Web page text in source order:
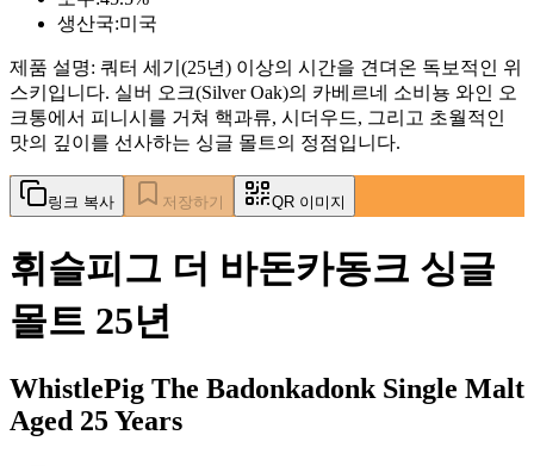
생산국:미국
제품 설명: 쿼터 세기(25년) 이상의 시간을 견뎌온 독보적인 위
스키입니다. 실버 오크(Silver Oak)의 카베르네 소비뇽 와인 오
크통에서 피니시를 거쳐 핵과류, 시더우드, 그리고 초월적인
맛의 깊이를 선사하는 싱글 몰트의 정점입니다.
링크 복사 저장하기 QR 이미지
휘슬피그 더 바돈카동크 싱글
몰트 25년
WhistlePig The Badonkadonk Single Malt
Aged 25 Years